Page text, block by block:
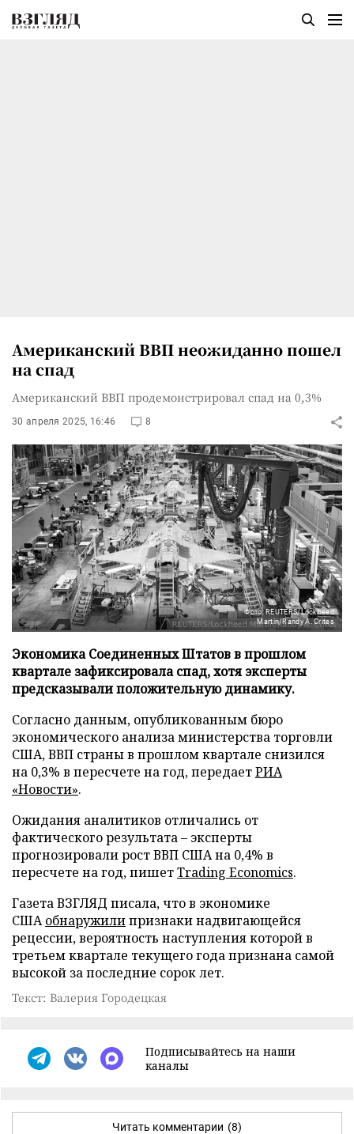
Американский ВВП неожиданно пошел
на спад
Американский ВВП продемонстрировал спад на 0,3%
30 апреля 2025, 16:46 8
Фото: REUTERS/Lockheed
Martin/Randy A. Crites
Экономика Соединенных Штатов в прошлом
квартале зафиксировала спад, хотя эксперты
предсказывали положительную динамику.
Согласно данным, опубликованным бюро
экономического анализа министерства торговли
США, ВВП страны в прошлом квартале снизился
на 0,3% в пересчете на год, передаетРИА
«Новости».
Ожидания аналитиков отличались от
фактического результата – эксперты
прогнозировали рост ВВП США на 0,4% в
пересчете на год, пишетTrading Economics.
Газета ВЗГЛЯД писала, что в экономике
СШАобнаружилипризнаки надвигающейся
рецессии, вероятность наступления которой в
третьем квартале текущего года признана самой
высокой за последние сорок лет.
Текст: Валерия Городецкая
Подписывайтесь на наши
каналы
Читать комментарии (8)